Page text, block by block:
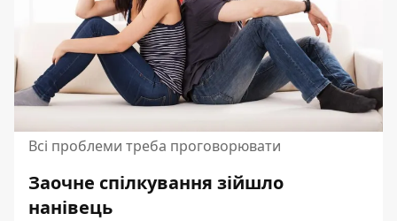
Всі проблеми треба проговорювати
Заочне спілкування зійшло
нанівець